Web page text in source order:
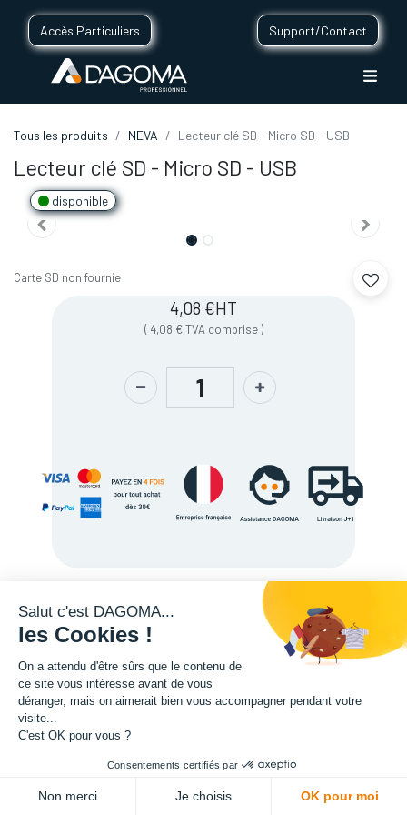
Accès Particuliers Support/Contact
Tous les produits NEVA Lecteur clé SD - Micro SD - USB
Lecteur clé SD - Micro SD - USB
disponible
Carte SD non fournie
4,08 €HT
( 4,08 € TVA comprise )
Description
Salut c'est DAGOMA...
les Cookies !
On a attendu d'être sûrs que le contenu de
ce site vous intéresse avant de vous
déranger, mais on aimerait bien vous accompagner pendant votre
visite...
C'est OK pour vous ?
Consentements certifiés par
Non merci Je choisis OK pour moi